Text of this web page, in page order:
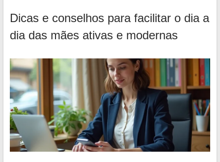
Dicas e conselhos para facilitar o dia a
dia das mães ativas e modernas